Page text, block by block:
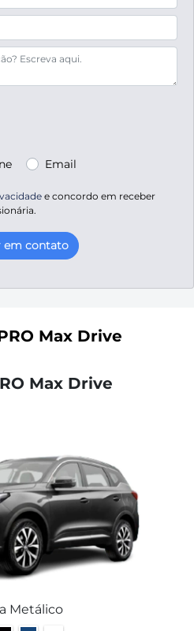
Email
e concordo em receber
em contato
Max Drive
Max Drive
Metálico